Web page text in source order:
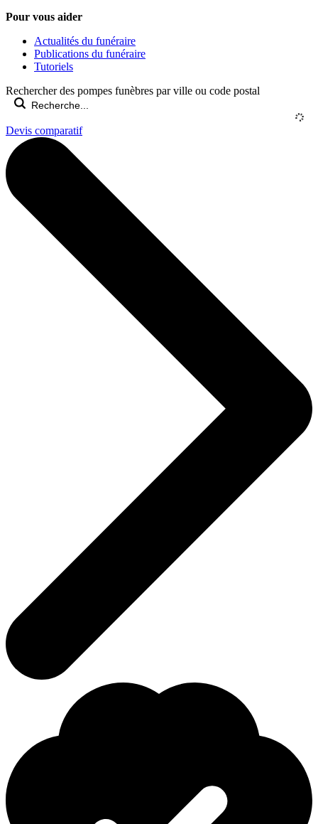
Pour vous aider
Actualités du funéraire
Publications du funéraire
Tutoriels
Rechercher des pompes funèbres par ville ou code postal
Devis comparatif